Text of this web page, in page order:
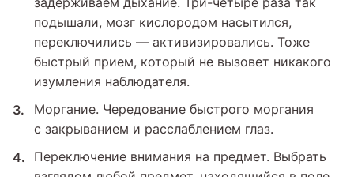
подышали, мозг кислородом насытился,
переключились — активизировались. Тоже
быстрый прием, который не вызовет никакого
изумления наблюдателя.
Моргание. Чередование быстрого моргания
с закрыванием и расслаблением глаз.
Переключение внимания на предмет. Выбрать